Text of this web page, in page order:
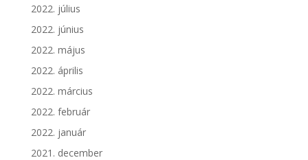
2022. július
2022. június
2022. május
2022. április
2022. március
2022. február
2022. január
2021. december